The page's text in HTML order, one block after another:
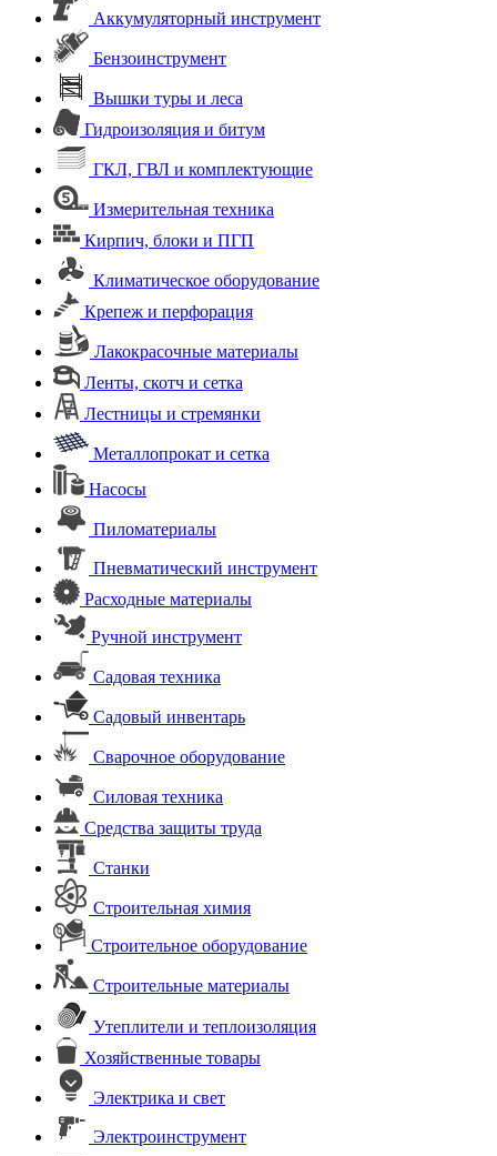
Аккумуляторный инструмент
Бензоинструмент
Вышки туры и леса
Гидроизоляция и битум
ГКЛ, ГВЛ и комплектующие
Измерительная техника
Кирпич, блоки и ПГП
Климатическое оборудование
Крепеж и перфорация
Лакокрасочные материалы
Ленты, скотч и сетка
Лестницы и стремянки
Металлопрокат и сетка
Насосы
Пиломатериалы
Пневматический инструмент
Расходные материалы
Ручной инструмент
Садовая техника
Садовый инвентарь
Сварочное оборудование
Силовая техника
Средства защиты труда
Станки
Строительная химия
Строительное оборудование
Строительные материалы
Утеплители и теплоизоляция
Хозяйственные товары
Электрика и свет
Электроинструмент